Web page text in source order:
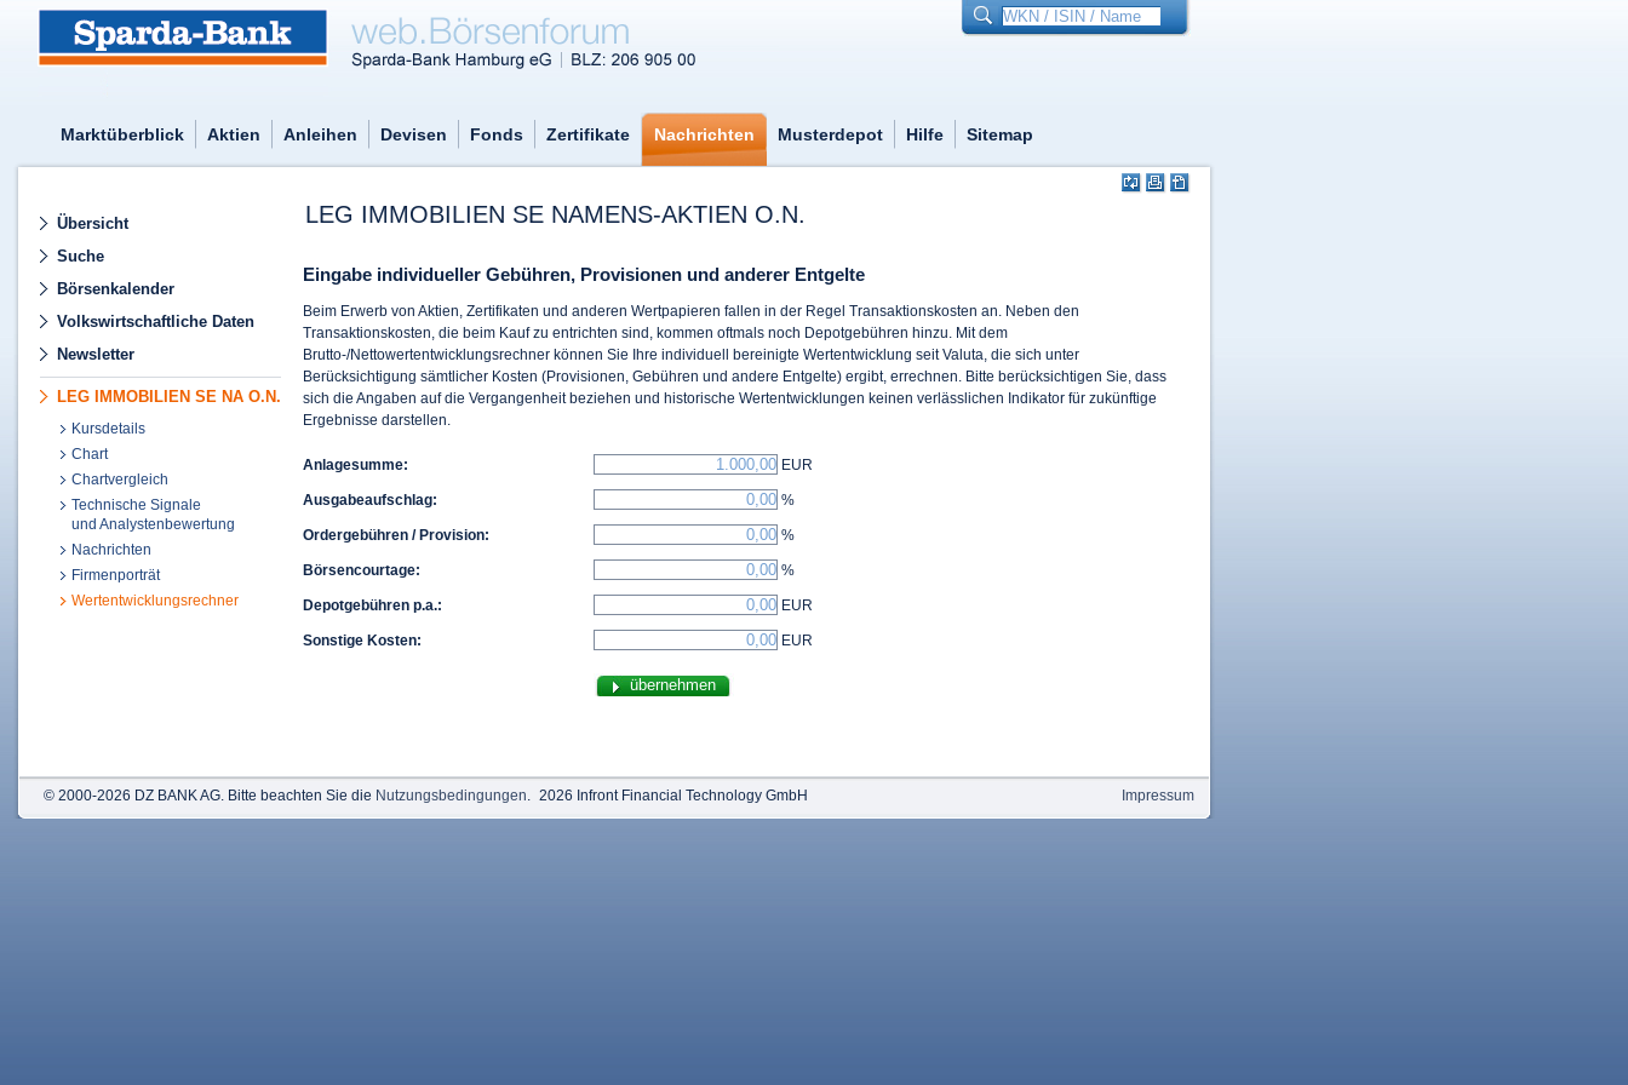
Marktüberblick Aktien Anleihen Devisen Fonds Zertifikate Nachrichten Musterdepot Hilfe Sitemap
Übersicht
Suche
Börsenkalender
Volkswirtschaftliche Daten
Newsletter
LEG IMMOBILIEN SE NA O.N.
Kursdetails
Chart
Chartvergleich
Technische Signale
und Analystenbewertung
Nachrichten
Firmenporträt
Wertentwicklungsrechner
LEG IMMOBILIEN SE NAMENS-AKTIEN O.N.
Eingabe individueller Gebühren, Provisionen und anderer Entgelte
Beim Erwerb von Aktien, Zertifikaten und anderen Wertpapieren fallen in der Regel Transaktionskosten an. Neben den
Transaktionskosten, die beim Kauf zu entrichten sind, kommen oftmals noch Depotgebühren hinzu. Mit dem
Brutto-/Nettowertentwicklungsrechner können Sie Ihre individuell bereinigte Wertentwicklung seit Valuta, die sich unter
Berücksichtigung sämtlicher Kosten (Provisionen, Gebühren und andere Entgelte) ergibt, errechnen. Bitte berücksichtigen Sie, dass
sich die Angaben auf die Vergangenheit beziehen und historische Wertentwicklungen keinen verlässlichen Indikator für zukünftige
Ergebnisse darstellen.
Anlagesumme: EUR
Ausgabeaufschlag: %
Ordergebühren / Provision: %
Börsencourtage: %
Depotgebühren p.a.: EUR
Sonstige Kosten: EUR
© 2000-2026 DZ BANK AG. Bitte beachten Sie die Nutzungsbedingungen. 2026 Infront Financial Technology GmbH Impressum